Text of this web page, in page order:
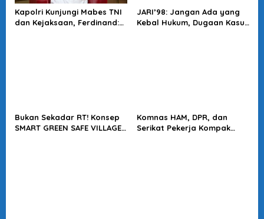
Kapolri Kunjungi Mabes TNI
dan Kejaksaan, Ferdinand:
JARI’98: Jangan Ada yang
Kebal Hukum, Dugaan Kasus
Bukan Sekadar RT! Konsep
SMART GREEN SAFE VILLAGE
Komnas HAM, DPR, dan
Serikat Pekerja Kompak